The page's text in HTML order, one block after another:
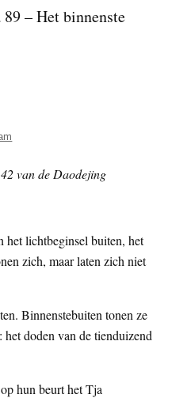
– Het binnenste
van de Daodejing
het lichtbeginsel buiten, het
zich, maar laten zich niet
Binnenstebuiten tonen ze
doden van de tienduizend
hun beurt het Tja